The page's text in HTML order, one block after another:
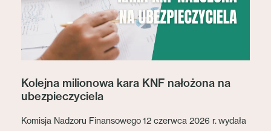
Kolejna milionowa kara KNF nałożona na
ubezpieczyciela
Komisja Nadzoru Finansowego 12 czerwca 2026 r. wydała